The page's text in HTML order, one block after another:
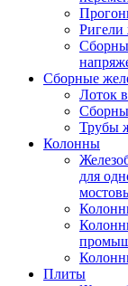
Ригели
Сборные
Лоток
Трубы
Колонны
для
Плиты